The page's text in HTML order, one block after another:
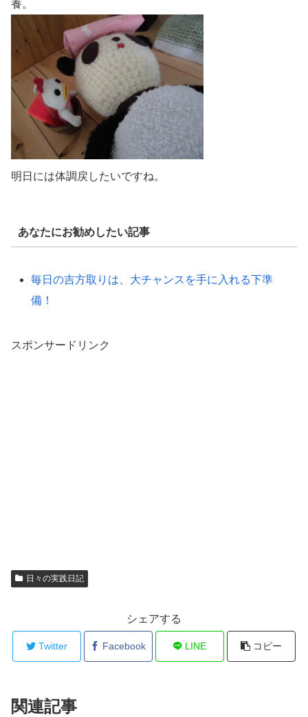
養。
明日には体調戻したいですね。
あなたにお勧めしたい記事
毎日の吉方取りは、大チャンスを手に入れる下準
備！
スポンサードリンク
日々の実践日記
シェアする
Twitter Facebook LINE コピー
関連記事